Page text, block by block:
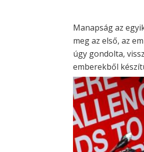
Manapság az
meg az első, az
úgy gondolta,
emberekből